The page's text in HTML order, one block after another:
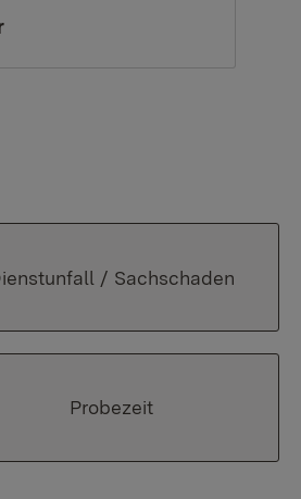
/ Sachschaden
Probezeit